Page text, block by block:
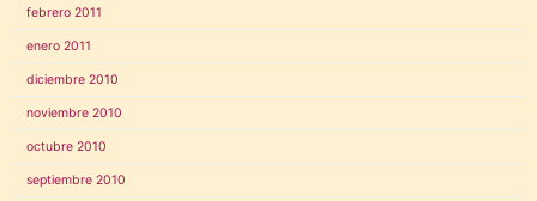
febrero 2011
enero 2011
diciembre 2010
noviembre 2010
octubre 2010
septiembre 2010